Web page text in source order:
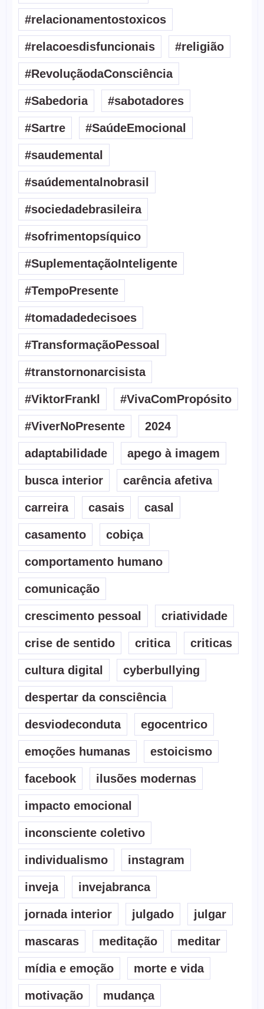
#relacionamentostoxicos
#relacoesdisfuncionais #religião
#RevoluçãodaConsciência
#Sabedoria #sabotadores
#Sartre #SaúdeEmocional
#saudemental
#saúdementalnobrasil
#sociedadebrasileira
#sofrimentopsíquico
#SuplementaçãoInteligente
#TempoPresente
#tomadadedecisoes
#TransformaçãoPessoal
#transtornonarcisista
#ViktorFrankl #VivaComPropósito
#ViverNoPresente 2024
adaptabilidade apego à imagem
busca interior carência afetiva
carreira casais casal
casamento cobiça
comportamento humano
comunicação
crescimento pessoal criatividade
crise de sentido critica criticas
cultura digital cyberbullying
despertar da consciência
desviodeconduta egocentrico
emoções humanas estoicismo
facebook ilusões modernas
impacto emocional
inconsciente coletivo
individualismo instagram
inveja invejabranca
jornada interior julgado julgar
mascaras meditação meditar
mídia e emoção morte e vida
motivação mudança